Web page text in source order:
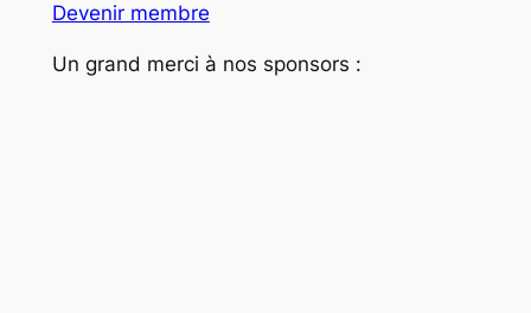
Devenir membre
Un grand merci à nos sponsors :